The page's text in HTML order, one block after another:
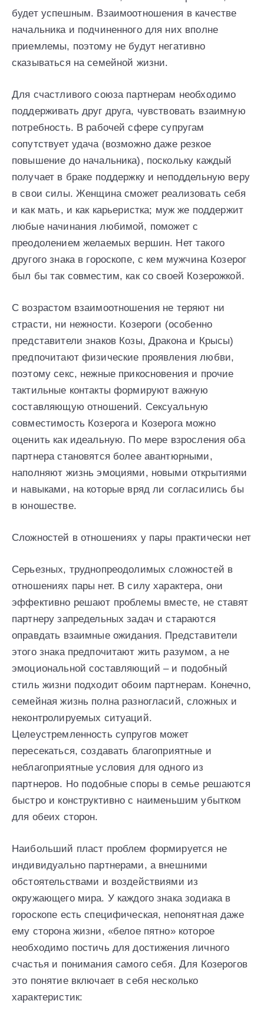
будет успешным. Взаимоотношения в качестве
начальника и подчиненного для них вполне
приемлемы, поэтому не будут негативно
сказываться на семейной жизни.
Для счастливого союза партнерам необходимо
поддерживать друг друга, чувствовать взаимную
потребность. В рабочей сфере супругам
сопутствует удача (возможно даже резкое
повышение до начальника), поскольку каждый
получает в браке поддержку и неподдельную веру
в свои силы. Женщина сможет реализовать себя
и как мать, и как карьеристка; муж же поддержит
любые начинания любимой, поможет с
преодолением желаемых вершин. Нет такого
другого знака в гороскопе, с кем мужчина Козерог
был бы так совместим, как со своей Козерожкой.
С возрастом взаимоотношения не теряют ни
страсти, ни нежности. Козероги (особенно
представители знаков Козы, Дракона и Крысы)
предпочитают физические проявления любви,
поэтому секс, нежные прикосновения и прочие
тактильные контакты формируют важную
составляющую отношений. Сексуальную
совместимость Козерога и Козерога можно
оценить как идеальную. По мере взросления оба
партнера становятся более авантюрными,
наполняют жизнь эмоциями, новыми открытиями
и навыками, на которые вряд ли согласились бы
в юношестве.
Сложностей в отношениях у пары практически нет
Серьезных, труднопреодолимых сложностей в
отношениях пары нет. В силу характера, они
эффективно решают проблемы вместе, не ставят
партнеру запредельных задач и стараются
оправдать взаимные ожидания. Представители
этого знака предпочитают жить разумом, а не
эмоциональной составляющий – и подобный
стиль жизни подходит обоим партнерам. Конечно,
семейная жизнь полна разногласий, сложных и
неконтролируемых ситуаций.
Целеустремленность супругов может
пересекаться, создавать благоприятные и
неблагоприятные условия для одного из
партнеров. Но подобные споры в семье решаются
быстро и конструктивно с наименьшим убытком
для обеих сторон.
Наибольший пласт проблем формируется не
индивидуально партнерами, а внешними
обстоятельствами и воздействиями из
окружающего мира. У каждого знака зодиака в
гороскопе есть специфическая, непонятная даже
ему сторона жизни, «белое пятно» которое
необходимо постичь для достижения личного
счастья и понимания самого себя. Для Козерогов
это понятие включает в себя несколько
характеристик: